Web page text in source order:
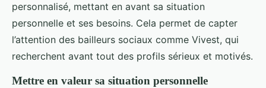
personnalisé, mettant en avant sa situation
personnelle et ses besoins. Cela permet de capter
l’attention des bailleurs sociaux comme Vivest, qui
recherchent avant tout des profils sérieux et motivés.
Mettre en valeur sa situation personnelle